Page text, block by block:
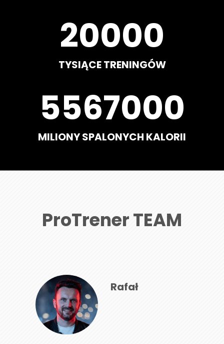
20000
TYSIĄCE TRENINGÓW
5567000
MILIONY SPALONYCH KALORII
ProTrener TEAM
Rafał